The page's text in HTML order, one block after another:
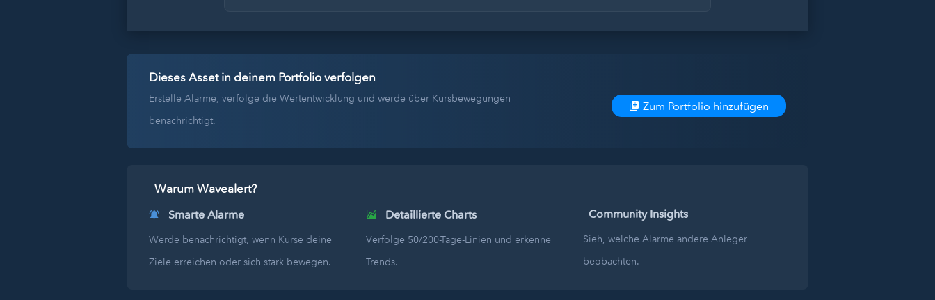
Dieses Asset in deinem Portfolio verfolgen
Erstelle Alarme, verfolge die Wertentwicklung und werde über Kursbewegungen
benachrichtigt.
Zum Portfolio hinzufügen
Warum Wavealert?
Smarte Alarme
Werde benachrichtigt, wenn Kurse deine
Ziele erreichen oder sich stark bewegen.
Detaillierte Charts
Verfolge 50/200-Tage-Linien und erkenne
Trends.
Community Insights
Sieh, welche Alarme andere Anleger
beobachten.